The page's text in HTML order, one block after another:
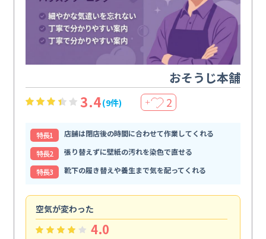
おそうじ本舗
3.4(9件) ＋ 2
特⻑1
店舗は閉店後の時間に合わせて作業してくれる
特⻑2
張り替えずに壁紙の汚れを染色で直せる
特⻑3
靴下の履き替えや養生まで気を配ってくれる
空気が変わった
4.0